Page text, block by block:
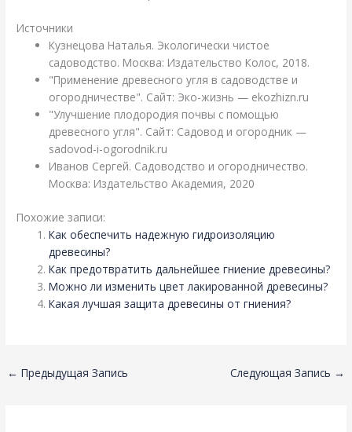
Источники
Кузнецова Наталья. Экологически чистое
садоводство. Москва: Издательство Колос, 2018.
"Применение древесного угля в садоводстве и
огородничестве". Сайт: Эко-жизнь — ekozhizn.ru
"Улучшение плодородия почвы с помощью
древесного угля". Сайт: Садовод и огородник —
sadovod-i-ogorodnik.ru
Иванов Сергей. Садоводство и огородничество.
Москва: Издательство Академия, 2020
Похожие записи:
Как обеспечить надежную гидроизоляцию
древесины?
Как предотвратить дальнейшее гниение древесины?
Можно ли изменить цвет лакированной древесины?
Какая лучшая защита древесины от гниения?
← Предыдущая Запись Следующая Запись →